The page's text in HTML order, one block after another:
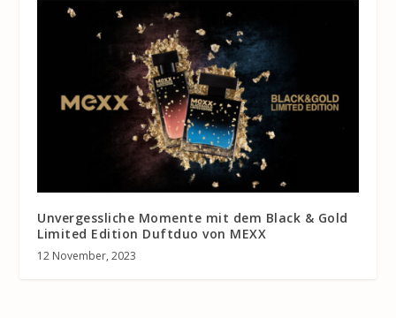
Unvergessliche Momente mit dem Black & Gold
Limited Edition Duftduo von MEXX
12 November, 2023